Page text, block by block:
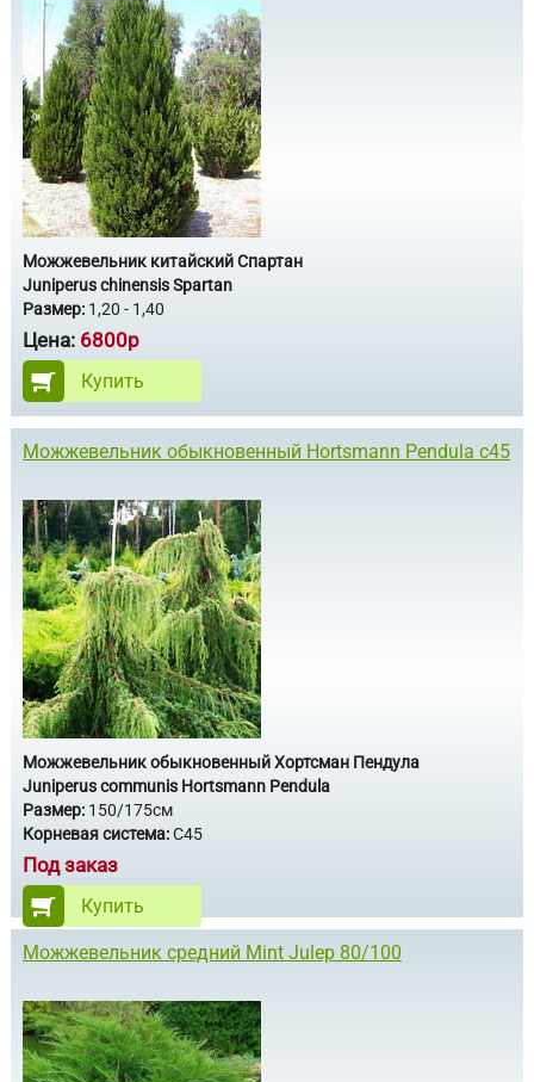
Можжевельник китайский Спартан
Juniperus chinensis Spartan
Размер: 1,20 - 1,40
Цена: 6800р
Купить
Можжевельник обыкновенный Hortsmann Pendula с45
Можжевельник обыкновенный Хортсман Пендула
Juniperus communis Hortsmann Pendula
Размер: 150/175см
Корневая система:С45
Под заказ
Купить
Можжевельник средний Mint Julep 80/100